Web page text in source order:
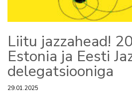
Liitu jazzahead!
Estonia ja Eesti
delegatsiooniga
29.01.2025